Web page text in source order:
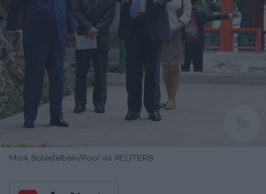
Mark Schiefelbein/Pool via REUTERS